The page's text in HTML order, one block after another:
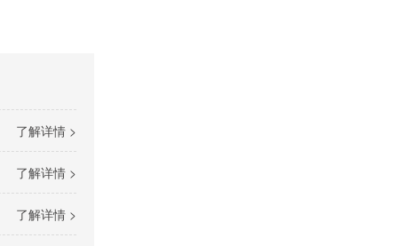
了解详情 >
了解详情 >
了解详情 >